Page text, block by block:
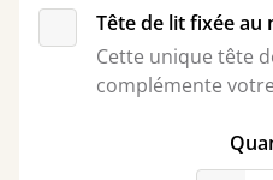
Tête de lit fixée au
Cette unique tête
complémente